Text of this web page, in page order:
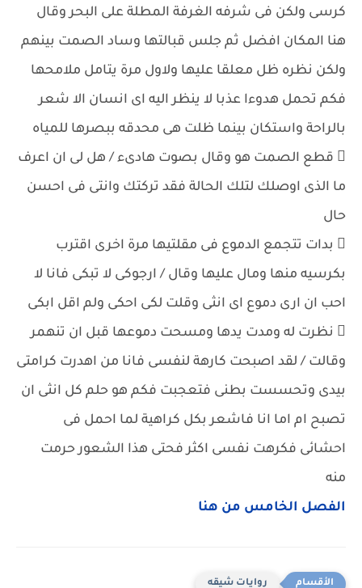
كرسى ولكن فى شرفه الغرفة المطلة على البحر وقال
هنا المكان افضل ثم جلس قبالتها وساد الصمت بينهم
ولكن نظره ظل معلقا عليها ولاول مرة يتامل ملامحها
فكم تحمل هدوءا عذبا لا ينظر اليه اى انسان الا شعر
بالراحة واستكان بينما ظلت هى محدقه ببصرها للمياه
 قطع الصمت هو وقال بصوت هادىء / هل لى ان اعرف
ما الذى اوصلك لتلك الحالة فقد تركتك وانتى فى احسن
حال
 بدات تتجمع الدموع فى مقلتيها مرة اخرى اقترب
بكرسيه منها ومال عليها وقال / ارجوكى لا تبكى فانا لا
احب ان ارى دموع اى انثى وقلت لكى احكى ولم اقل ابكى
 نظرت له ومدت يدها ومسحت دموعها قبل ان تنهمر
وقالت / لقد اصبحت كارهة لنفسى فانا من اهدرت كرامتى
بيدى وتحسست بطنى فتعجبت فكم هو حلم كل انثى ان
تصبح ام اما انا فاشعر بكل كراهية لما احمل فى
احشائى فكرهت نفسى اكثر فحتى هذا الشعور حرمت
منه
الفصل الخامس من هنا
روايات شيقه